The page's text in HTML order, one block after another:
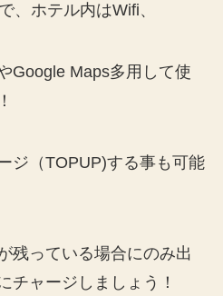
、ホテル内はWifi、
Google Maps多用して使
ジ（TOPUP)する事も可能
残っている場合にのみ出
チャージしましょう！